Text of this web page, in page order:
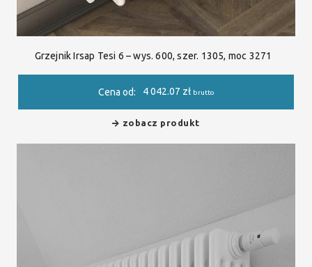
Grzejnik Irsap Tesi 6 – wys. 600, szer. 1305, moc 3271
Cena od: 4 042.07 zł brutto
zobacz produkt